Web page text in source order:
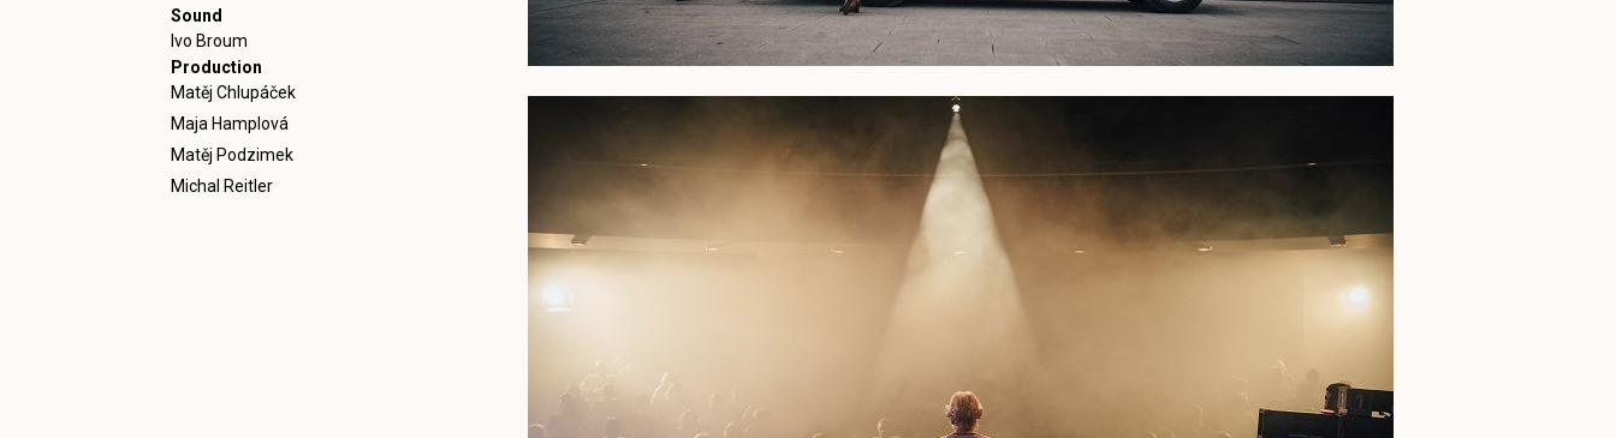
Sound
Ivo Broum
Production
Matěj Chlupáček
Maja Hamplová
Matěj Podzimek
Michal Reitler